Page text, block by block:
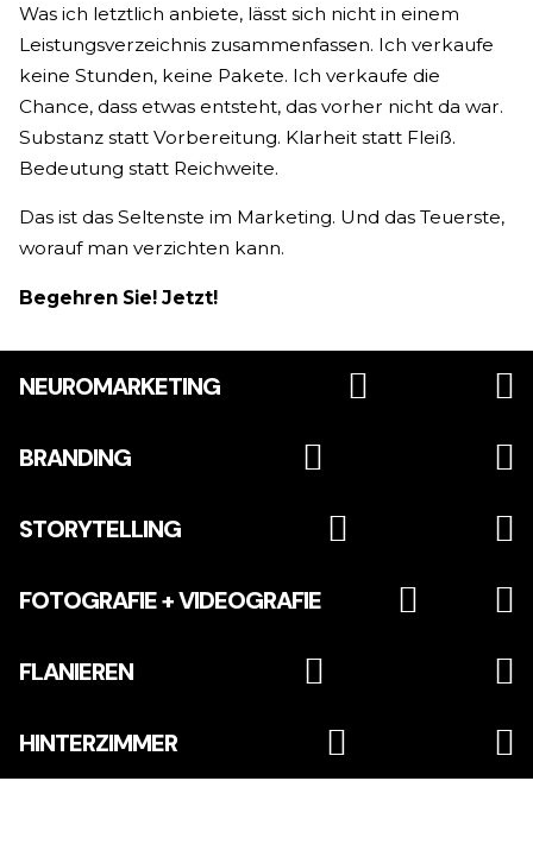
Was ich letztlich anbiete, lässt sich nicht in einem
Leistungsverzeichnis zusammenfassen. Ich verkaufe
keine Stunden, keine Pakete. Ich verkaufe die
Chance, dass etwas entsteht, das vorher nicht da war.
Substanz statt Vorbereitung. Klarheit statt Fleiß.
Bedeutung statt Reichweite.
Das ist das Seltenste im Marketing. Und das Teuerste,
worauf man verzichten kann.
Begehren Sie! Jetzt!
NEUROMARKETING
BRANDING
STORYTELLING
FOTOGRAFIE + VIDEOGRAFIE
FLANIEREN
HINTERZIMMER